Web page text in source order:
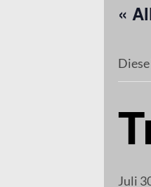
«
Juli